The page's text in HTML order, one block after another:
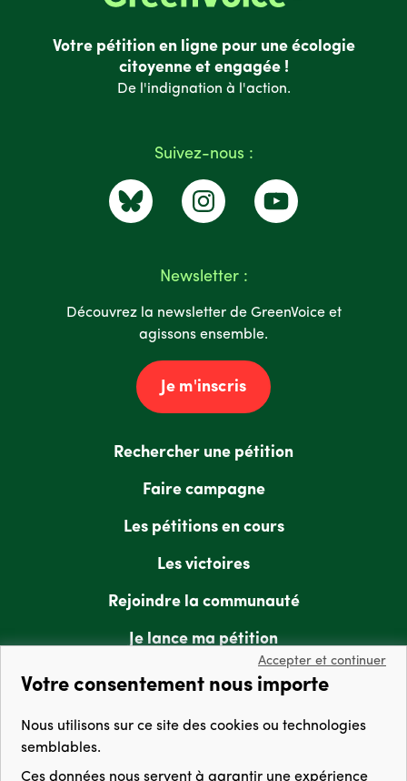
Accepter et continuer
Votre consentement nous importe
Nous utilisons sur ce site des cookies ou technologies
semblables.
Ces données nous servent à garantir une expérience
Votre pétition en ligne pour une écologie
citoyenne et engagée !
De l'indignation à l'action.
Suivez-nous :
Newsletter :
Découvrez la newsletter de GreenVoice et
agissons ensemble.
Je m'inscris
Rechercher une pétition
Faire campagne
Les pétitions en cours
Les victoires
Rejoindre la communauté
Je lance ma pétition